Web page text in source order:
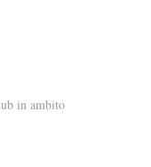
in ambito